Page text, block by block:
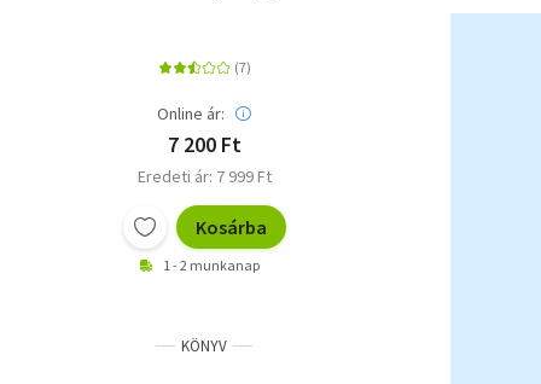
Online ár:
7 200 Ft
Eredeti ár: 7 999 Ft
Kosárba
1 - 2 munkanap
KÖNYV